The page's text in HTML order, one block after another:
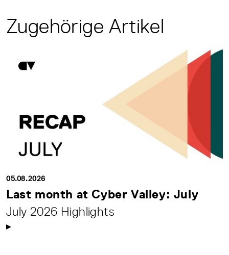
Zugehörige Artikel
05.08.2026
Last month at Cyber Valley: July
July 2026 Highlights